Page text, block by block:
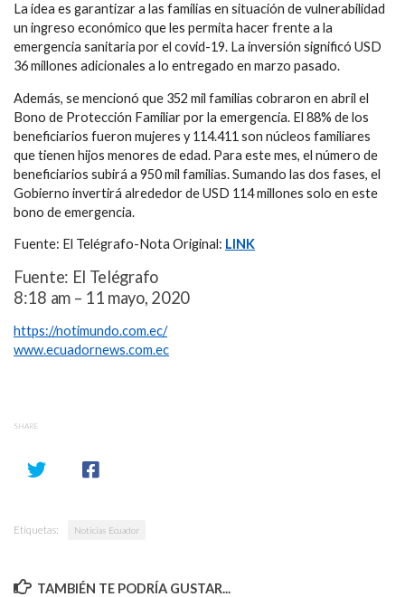
La idea es garantizar a las familias en situación de vulnerabilidad
un ingreso económico que les permita hacer frente a la
emergencia sanitaria por el covid-19. La inversión significó USD
36 millones adicionales a lo entregado en marzo pasado.
Además, se mencionó que 352 mil familias cobraron en abril el
Bono de Protección Familiar por la emergencia. El 88% de los
beneficiarios fueron mujeres y 114.411 son núcleos familiares
que tienen hijos menores de edad. Para este mes, el número de
beneficiarios subirá a 950 mil familias. Sumando las dos fases, el
Gobierno invertirá alrededor de USD 114 millones solo en este
bono de emergencia.
Fuente: El Telégrafo-Nota Original: LINK
Fuente: El Telégrafo
8:18 am – 11 mayo, 2020
https://notimundo.com.ec/
www.ecuadornews.com.ec
SHARE
Etiquetas: Noticias Ecuador
TAMBIÉN TE PODRÍA GUSTAR...